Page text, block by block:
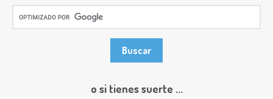
o si tienes suerte ...